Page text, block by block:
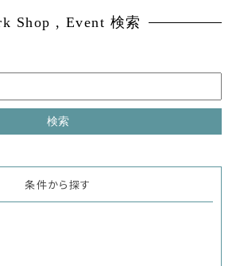
Shop , Event 検索
条件から探す